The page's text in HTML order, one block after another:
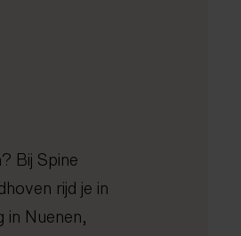
Bij Spine
rijd je in
in Nuenen,